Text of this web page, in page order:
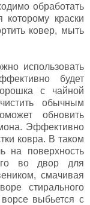
обработать
которому краски
ковер, мыть
использовать
будет
с чайной
обычным
обновить
Эффективно
ковра. В таком
на поверхность
во двор для
смачивая
стирального
выбьется с